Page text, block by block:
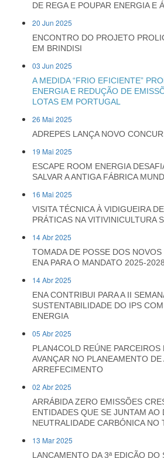
DE REGA E POUPAR ENERGIA E
20 Jun 2025
ENCONTRO DO PROJETO
EM BRINDISI
03 Jun 2025
A MEDIDA “FRIO EFICIENTE”
ENERGIA E REDUÇÃO DE
LOTAS EM PORTUGAL
26 Mai 2025
ADREPES LANÇA NOVO
19 Mai 2025
ESCAPE ROOM ENERGIA
SALVAR A ANTIGA FÁBRICA
16 Mai 2025
VISITA TÉCNICA À VIDIGUEIRA
PRÁTICAS NA VITIVINICULTURA
14 Abr 2025
TOMADA DE POSSE DOS
ENA PARA O MANDATO 2025-2028
14 Abr 2025
ENA CONTRIBUI PARA A II
SUSTENTABILIDADE DO IPS
ENERGIA
05 Abr 2025
PLAN4COLD REÚNE PARCEIROS
AVANÇAR NO PLANEAMENTO
ARREFECIMENTO
02 Abr 2025
ARRÁBIDA ZERO EMISSÕES
ENTIDADES QUE SE JUNTAM AO
NEUTRALIDADE CARBÓNICA NO
13 Mar 2025
LANÇAMENTO DA 3ª EDIÇÃO DO